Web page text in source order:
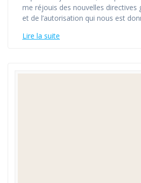
me réjouis des nouvelles directives
et de l’autorisation qui nous est
Lire la suite